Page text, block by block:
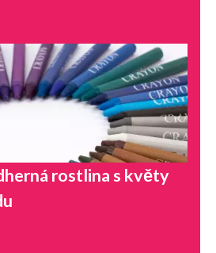
rostlina s květy